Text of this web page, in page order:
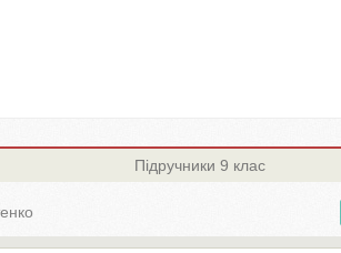
Підручники 9 клас